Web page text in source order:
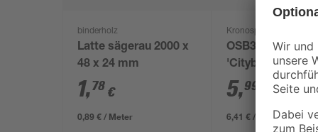
binderholz
Latte sägerau 2000 x
48 x 24 mm
1,78 €
0,89 € / Meter
Kronospan
OSB3-
'Cityboard'
ungeschliffen
634 x 12 mm
5,99
/ m²
6,41 € / Pack